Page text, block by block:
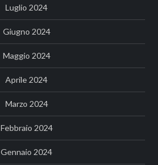
Luglio 2024
Giugno 2024
Maggio 2024
Aprile 2024
Marzo 2024
Febbraio 2024
Gennaio 2024